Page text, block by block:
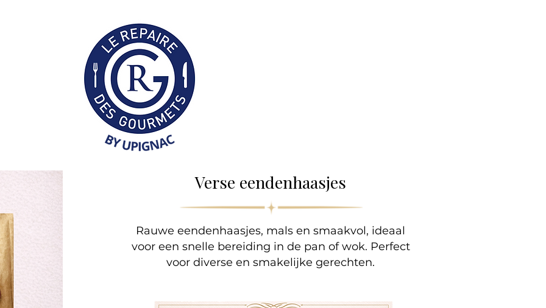
Professionnelle
Verse eendenhaasjes
Rauwe eendenhaasjes, mals en smaakvol, ideaal
voor een snelle bereiding in de pan of wok. Perfect
voor diverse en smakelijke gerechten.